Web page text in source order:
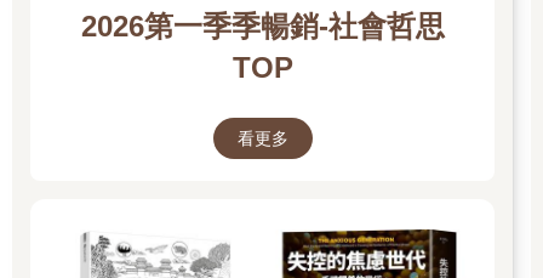
上百的細小纖維在空中飛舞，在夕陽的白光與黃光照耀下，優雅
下個瞬間，我的視野被黑暗籠罩了。父親書房中的物品突然成了
般的黑暗，什麼都看不到。
我心中最後的希望也一同消失了。母親用毛毯蒙住我的頭，掐著
「好難受，我不能呼吸了！」
「媽媽，我錯了！我錯了！原諒我吧！」
2026第一季季暢銷-社會哲思
TOP
看更多